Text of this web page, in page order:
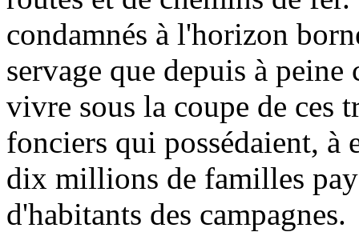
condamnés à l'horizon
servage que depuis à
vivre sous la coupe de ces
fonciers qui possédaient, à
dix millions de familles
d'habitants des campagnes.